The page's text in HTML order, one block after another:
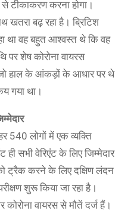
टीकाकरण करना होगा।
बढ़ रहा है। ब्रिटिश
था वह बहुत आश्वस्त थे कि वह
पर शेष कोरोना वायरस
जो हाल के आंकड़ों के आधार पर थे
गया था।
लोगों में एक व्यक्ति
ही सभी वेरिएंट के लिए जिम्मेदार
ट्रैक करने के लिए दक्षिण लंदन
शुरू किया जा रहा है।
वायरस से मौतें दर्ज हैं।